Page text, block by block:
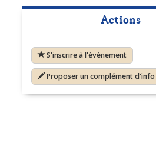
Actions
S'inscrire à l'événement
Proposer un complément d'info